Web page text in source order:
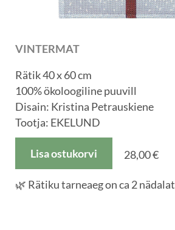
VINTERMAT
Rätik 40 x 60 cm
100% ökoloogiline puuvill
Disain: Kristina Petrauskiene
Tootja: EKELUND
Lisa ostukorvi 28,00 €
🌿 Rätiku tarneaeg on ca 2 nädalat